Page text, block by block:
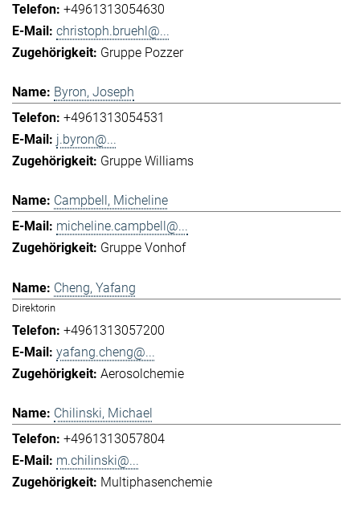
+4961313054630
christoph.bruehl@...
Gruppe Pozzer
Byron, Joseph
+4961313054531
j.byron@...
Gruppe Williams
Campbell, Micheline
micheline.campbell@...
Gruppe Vonhof
Cheng, Yafang
Direktorin
+4961313057200
yafang.cheng@...
Aerosolchemie
Chilinski, Michael
+4961313057804
m.chilinski@...
Multiphasenchemie